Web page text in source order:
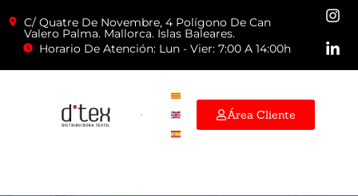
C/ Quatre De Novembre, 4 Polígono De Can
Valero Palma. Mallorca. Islas Baleares.
Horario De Atención: Lun - Vier: 7:00 A 14:00h
Área Cliente